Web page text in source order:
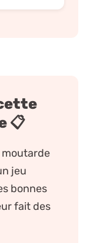
📋
moutarde
jeu
bonnes
fait des